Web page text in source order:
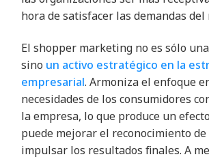
hora de satisfacer las demandas del
El shopper marketing no es sólo
sino un activo estratégico en la
empresarial. Armoniza el enfoque
necesidades de los consumidores
la empresa, lo que produce un
puede mejorar el reconocimiento de
impulsar los resultados finales. A